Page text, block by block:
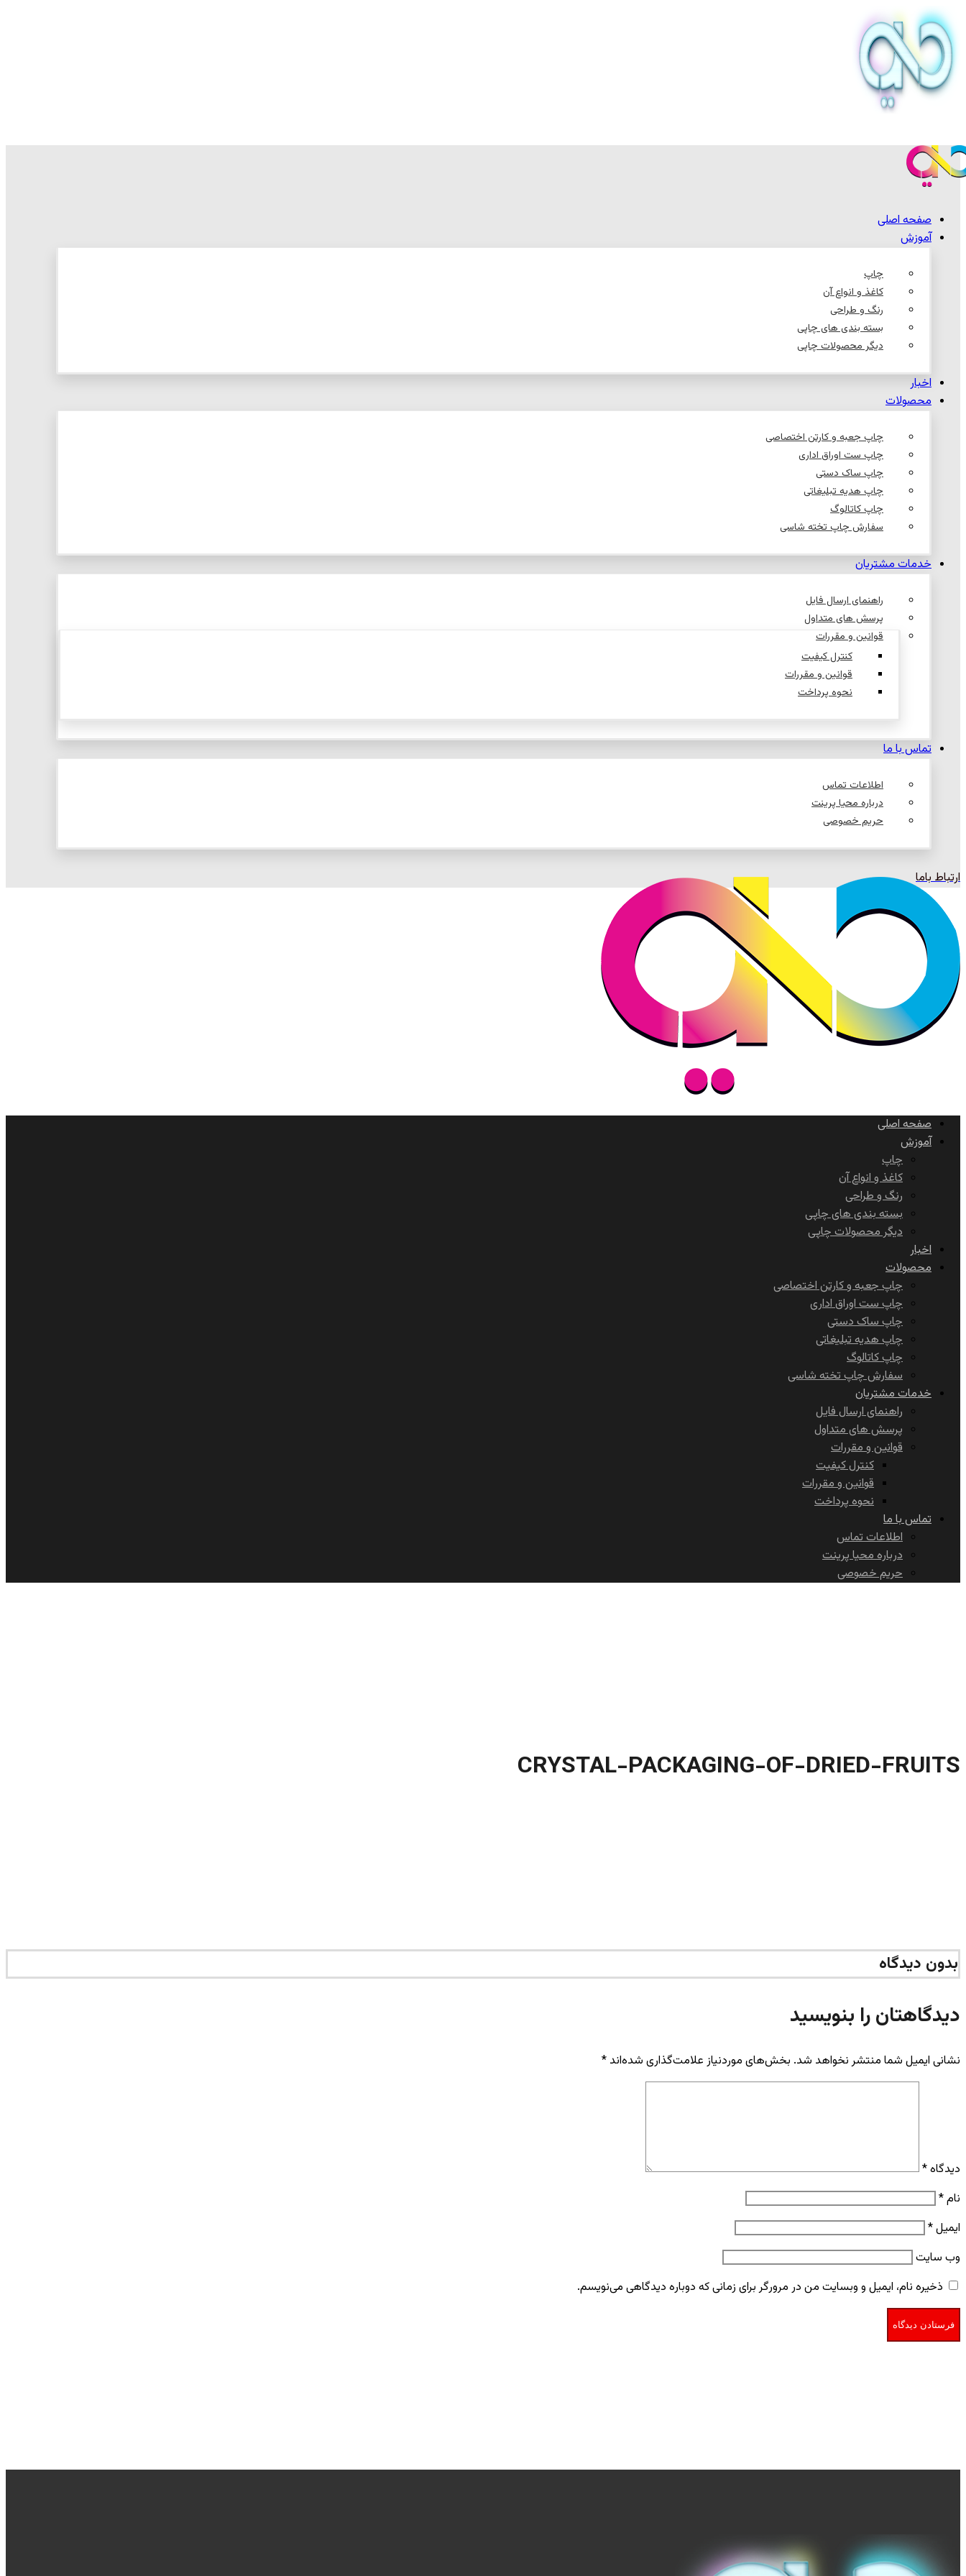
صفحه اصلی
آموزش
چاپ
کاغذ و انواع آن
رنگ و طراحی
بسته بندی های چاپی
دیگر محصولات چاپی
اخبار
محصولات
چاپ جعبه و کارتن اختصاصی
چاپ ست اوراق اداری
چاپ ساک دستی
چاپ هدیه تبلیغاتی
چاپ کاتالوگ
سفارش چاپ تخته شاسی
خدمات مشتریان
راهنمای ارسال فایل
پرسش های متداول
قوانین و مقررات
کنترل کیفیت
قوانین و مقررات
نحوه پرداخت
تماس با ما
اطلاعات تماس
درباره محیا پرینت
حریم خصوصی
ارتباط باما
صفحه اصلی
آموزش
چاپ
کاغذ و انواع آن
رنگ و طراحی
بسته بندی های چاپی
دیگر محصولات چاپی
اخبار
محصولات
چاپ جعبه و کارتن اختصاصی
چاپ ست اوراق اداری
چاپ ساک دستی
چاپ هدیه تبلیغاتی
چاپ کاتالوگ
سفارش چاپ تخته شاسی
خدمات مشتریان
راهنمای ارسال فایل
پرسش های متداول
قوانین و مقررات
کنترل کیفیت
قوانین و مقررات
نحوه پرداخت
تماس با ما
اطلاعات تماس
درباره محیا پرینت
حریم خصوصی
CRYSTAL-PACKAGING-OF-DRIED-FRUITS
بدون دیدگاه
دیدگاهتان را بنویسید
نشانی ایمیل شما منتشر نخواهد شد. بخش‌های موردنیاز علامت‌گذاری شده‌اند *
دیدگاه*
نام*
ایمیل*
وب‌ سایت
ذخیره نام، ایمیل و وبسایت من در مرورگر برای زمانی که دوباره دیدگاهی می‌نویسم.